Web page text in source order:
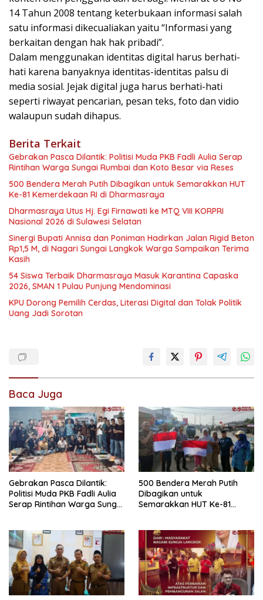
14 Tahun 2008 tentang keterbukaan informasi salah
satu informasi dikecualiakan yaitu “Informasi yang
berkaitan dengan hak hak pribadi”.
Dalam menggunakan identitas digital harus berhati-
hati karena banyaknya identitas-identitas palsu di
media sosial. Jejak digital juga harus berhati-hati
seperti riwayat pencarian, pesan teks, foto dan vidio
walaupun sudah dihapus.
Berita Terkait
Gebrakan Pasca Dilantik: Politisi Muda PKB Fadli Aulia Serap
Rintihan Warga Sungai Rumbai dan Koto Besar via Reses
500 Bendera Merah Putih Dibagikan untuk Semarakkan HUT
Ke-81 Kemerdekaan RI di Dharmasraya
Dharmasraya Utus Hj. Egi Firnawati ke MTQ VIII KORPRI
Nasional 2026 di Sulawesi Selatan
Sinergi Bupati Annisa dan Poniman Hadirkan Jalan Rigid Beton
Rp1,5 M, di Nagari Sungai Langkok Warga Sampaikan Terima
Kasih
54 Siswa Terbaik Dharmasraya Masuk Karantina Capaska
2026, SMAN 1 Pulau Punjung Mendominasi
KPU Dorong Pemilih Cerdas, Literasi Digital dan Tolak Politik
Uang Jadi Sorotan
Baca Juga
Gebrakan Pasca Dilantik:
Politisi Muda PKB Fadli Aulia
Serap Rintihan Warga Sungai
500 Bendera Merah Putih
Dibagikan untuk
Semarakkan HUT Ke-81